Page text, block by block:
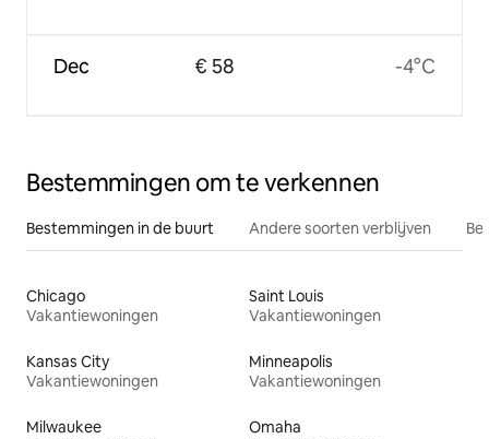
Dec € 58 -4°C
Bestemmingen om te verkennen
Bestemmingen in de buurt Andere soorten verblijven
Chicago
Vakantiewoningen
Saint Louis
Vakantiewoningen
Kansas City
Vakantiewoningen
Minneapolis
Vakantiewoningen
Milwaukee
Omaha